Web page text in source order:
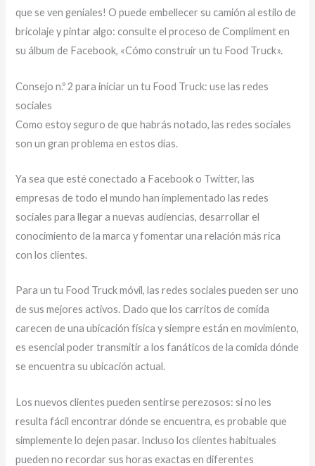
que se ven geniales! O puede embellecer su camión al estilo de
bricolaje y pintar algo: consulte el proceso de Compliment en
su álbum de Facebook, «Cómo construir un tu Food Truck».
Consejo n.º 2 para iniciar un tu Food Truck: use las redes
sociales
Como estoy seguro de que habrás notado, las redes sociales
son un gran problema en estos días.
Ya sea que esté conectado a Facebook o Twitter, las
empresas de todo el mundo han implementado las redes
sociales para llegar a nuevas audiencias, desarrollar el
conocimiento de la marca y fomentar una relación más rica
con los clientes.
Para un tu Food Truck móvil, las redes sociales pueden ser uno
de sus mejores activos. Dado que los carritos de comida
carecen de una ubicación física y siempre están en movimiento,
es esencial poder transmitir a los fanáticos de la comida dónde
se encuentra su ubicación actual.
Los nuevos clientes pueden sentirse perezosos: si no les
resulta fácil encontrar dónde se encuentra, es probable que
simplemente lo dejen pasar. Incluso los clientes habituales
pueden no recordar sus horas exactas en diferentes